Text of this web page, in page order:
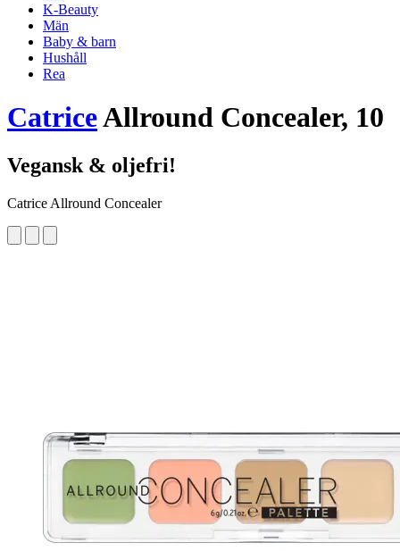
K-Beauty
Män
Baby & barn
Hushåll
Rea
CatriceAllround Concealer, 10
Vegansk & oljefri!
Catrice Allround Concealer